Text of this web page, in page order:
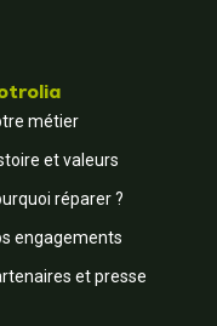
métier
et valeurs
réparer ?
engagements
et presse